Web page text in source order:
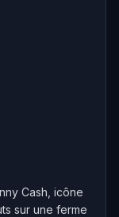
Cash, icône
sur une ferme